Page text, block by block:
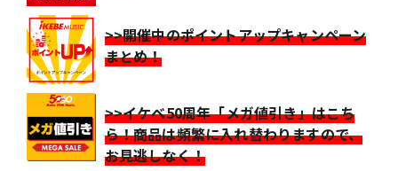
>>開催中のポイントアップキャンペーン
まとめ！
>>イケベ50周年「メガ値引き」はこち
ら！商品は頻繁に入れ替わりますので、
お見逃しなく！